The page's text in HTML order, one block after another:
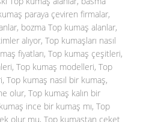
paraya çeviren firmalar,
bozma Top kumaş alanlar,
alıyor, Top kumaşları nasıl
fiyatları, Top kumaş çeşitleri,
Top kumaş modelleri, Top
Top kumaş nasıl bir kumaş,
olur, Top kumaş kalın bir
ince bir kumaş mı, Top
olur mu, Top kumaştan ceket